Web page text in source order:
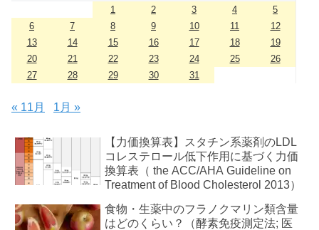
1
2 3 4
5
6
7 8 9 10 11
12
13
14 15 16 17 18
19
20
21 22 23 24 25
26
27
28 29 30 31
« 11月 1月 »
【力価換算表】スタチン系薬剤のLDL
コレステロール低下作用に基づく力価
換算表（ the ACC/AHA Guideline on
Treatment of Blood Cholesterol 2013）
食物・生薬中のフラノクマリン類含量
はどのくらい？（酵素免疫測定法; 医